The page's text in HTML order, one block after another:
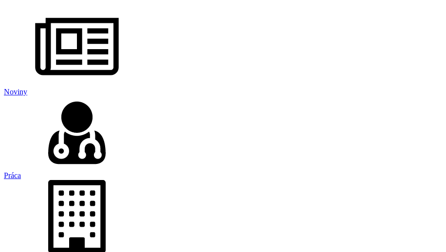
Noviny
Práca